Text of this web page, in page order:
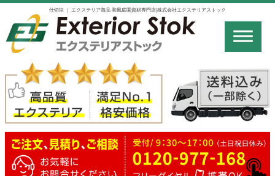
仕切垣 ｜ エクステリア商品 和風庭園資材専門店|株式会社エクステリアストック